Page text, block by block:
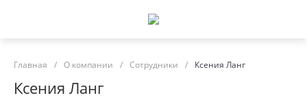
Главная / О компании / Сотрудники / Ксения Ланг
Ксения Ланг